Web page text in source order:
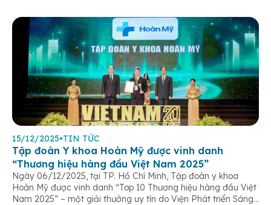
15/12/2025•TIN TỨC
Tập đoàn Y khoa Hoàn Mỹ được vinh danh
“Thương hiệu hàng đầu Việt Nam 2025”
Ngày 06/12/2025, tại TP. Hồ Chí Minh, Tập đoàn y khoa
Hoàn Mỹ được vinh danh “Top 10 Thương hiệu hàng đầu Việt
Nam 2025” – một giải thưởng uy tín do Viện Phát triển Sáng